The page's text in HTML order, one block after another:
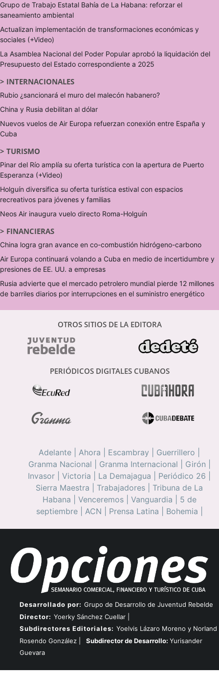
Grupo de Trabajo Estatal Bahía de La Habana: reforzar el
saneamiento ambiental
Actualizan implementación de transformaciones económicas y
sociales (+Video)
La Asamblea Nacional del Poder Popular aprobó la liquidación del
Presupuesto del Estado correspondiente a 2025
> INTERNACIONALES
Rubio ¿sancionará el muro del malecón habanero?
China y Rusia debilitan al dólar
Nuevos vuelos de Air Europa refuerzan conexión entre España y
Cuba
> TURISMO
Pinar del Río amplía su oferta turística con la apertura de Puerto
Esperanza (+Video)
Holguín diversifica su oferta turística estival con espacios
recreativos para jóvenes y familias
Neos Air inaugura vuelo directo Roma-Holguín
> FINANCIERAS
China logra gran avance en co-combustión hidrógeno-carbono
Air Europa continuará volando a Cuba en medio de incertidumbre y
presiones de EE. UU. a empresas
Rusia advierte que el mercado petrolero mundial pierde 12 millones
de barriles diarios por interrupciones en el suministro energético
OTROS SITIOS DE LA EDITORA
PERIÓDICOS DIGITALES CUBANOS
Adelante Ahora Escambray Guerrillero
Granma Nacional
Granma Internacional Girón
Invasor
Victoria La Demajagua Periódico 26
Sierra Maestra
Trabajadores
Tribuna de La
Habana
Venceremos| Vanguardia
5 de
septiembre| ACN Prensa Latina Bohemia
Desarrollado por: Grupo de Desarrollo de Juventud Rebelde
Director: Yoerky Sánchez Cuellar |
Subdirectores Editoriales: Yoelvis Lázaro Moreno y Norland
Rosendo González |
Subdirector de Desarrollo: Yurisander
Guevara